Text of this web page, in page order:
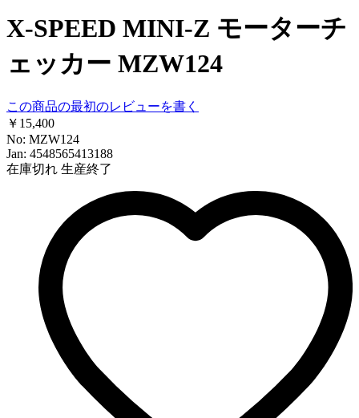
X-SPEED MINI-Z モーターチ
ェッカー MZW124
この商品の最初のレビューを書く
￥15,400
No: MZW124
Jan: 4548565413188
在庫切れ 生産終了